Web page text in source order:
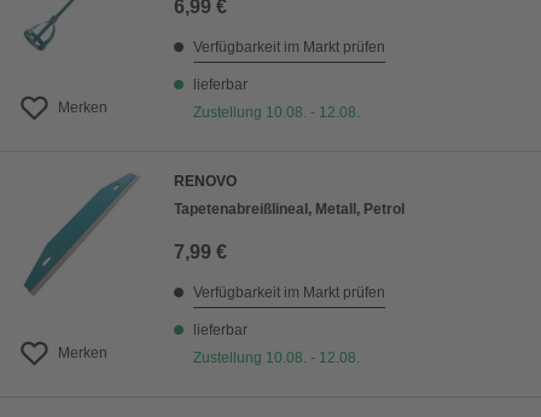
Merken
6,99 €
Verfügbarkeit im Markt prüfen
lieferbar
Zustellung 10.08. - 12.08.
Merken
RENOVO
Tapetenabreißlineal, Metall, Petrol
7,99 €
Verfügbarkeit im Markt prüfen
lieferbar
Zustellung 10.08. - 12.08.